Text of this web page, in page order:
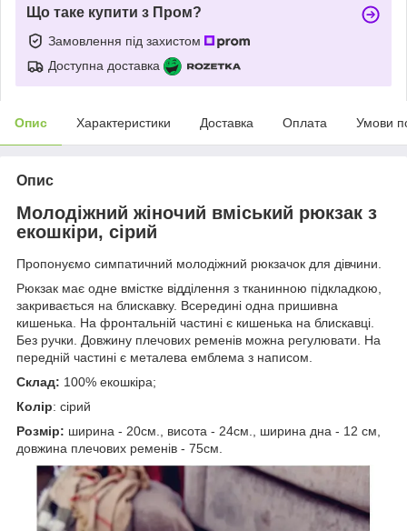
Що таке купити з Пром?
Замовлення під захистом
Доступна доставка
Опис Характеристики Доставка Оплата Умови
Опис
Молодіжний жіночий вміський рюкзак з
екошкіри, сірий
Пропонуємо симпатичний молодіжний рюкзачок для дівчини.
Рюкзак має одне вмістке відділення з тканинною підкладкою,
закривається на блискавку. Всередині одна пришивна
кишенька. На фронтальній частині є кишенька на блискавці.
Без ручки. Довжину плечових ременів можна регулювати. На
передній частині є металева емблема з написом.
Склад: 100% екошкіра;
Колір: сірий
Розмір: ширина - 20см., висота - 24см., ширина дна - 12 см,
довжина плечових ременів - 75см.